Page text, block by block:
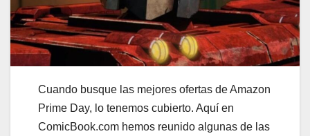
Cuando busque las mejores ofertas de Amazon
Prime Day, lo tenemos cubierto. Aquí en
ComicBook.com hemos reunido algunas de las